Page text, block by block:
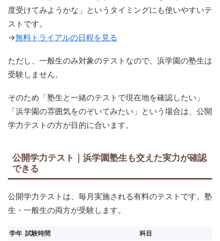
度受けてみようかな」というタイミングにも使いやすいテ
ストです。
→無料トライアルの日程を見る
ただし、一般生のみ対象のテストなので、浜学園の塾生は
受験しません。
そのため「塾生と一緒のテストで現在地を確認したい」
「浜学園の雰囲気をのぞいてみたい」という場合は、公開
学力テストの方が目的に合います。
公開学力テスト｜浜学園塾生も交えた実力が確認
できる
公開学力テストは、毎月実施される有料のテストです。塾
生・一般生の両方が受験します。
学年 試験時間 科目